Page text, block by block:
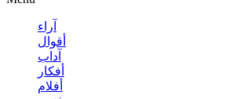
آراء
أقوال
آداب
أفكار
أفلام